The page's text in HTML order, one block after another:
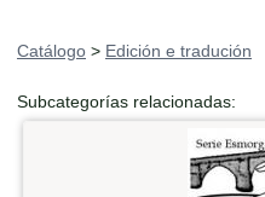
Catálogo > Edición e tradución
Subcategorías relacionadas: